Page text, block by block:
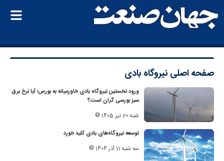
صفحه اصلی نیروگاه بادی
ورود نخستین نیروگاه بادی خاورمیانه به بورس؛ آیا نرخ برق
سبز بورسی گران است؟
شنبه 20 تیر 1405
توسعه نیروگاه‌های بادی کلید خورد
سه شنبه 11 آذر 1404